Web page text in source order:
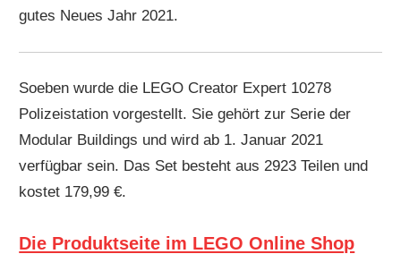
gutes Neues Jahr 2021.
Soeben wurde die LEGO Creator Expert 10278
Polizeistation vorgestellt. Sie gehört zur Serie der
Modular Buildings und wird ab 1. Januar 2021
verfügbar sein. Das Set besteht aus 2923 Teilen und
kostet 179,99 €.
Die Produktseite im LEGO Online Shop